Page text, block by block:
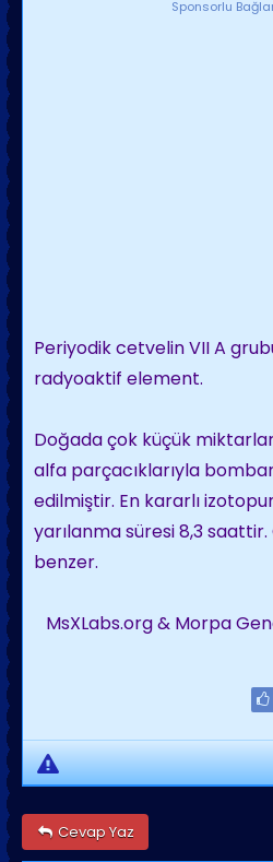
Sponsorlu
Periyodik cetvelin VII A
radyoaktif element.
Doğada çok küçük
alfa parçacıklarıyla
edilmiştir. En kararlı
yarılanma süresi 8,3
benzer.
MsXLabs.org & Morpa
Cevap Yaz